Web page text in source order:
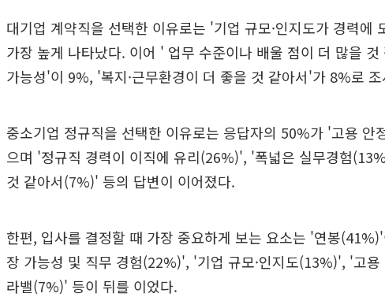
대기업 계약직을 선택한 이유로는 '기업 규모·인지도가 경력에
가장 높게 나타났다. 이어 ' 업무 수준이나 배울 점이 더 많을
가능성'이 9%, '복지·근무환경이 더 좋을 것 같아서'가 8%로
중소기업 정규직을 선택한 이유로는 응답자의 50%가 '고용 안
으며 '정규직 경력이 이직에 유리(26%)', '폭넓은 실무경험
것 같아서(7%)' 등의 답변이 이어졌다.
한편, 입사를 결정할 때 가장 중요하게 보는 요소는 '연봉
장 가능성 및 직무 경험(22%)', '기업 규모·인지도(13%)', '고
라밸(7%)' 등이 뒤를 이었다.